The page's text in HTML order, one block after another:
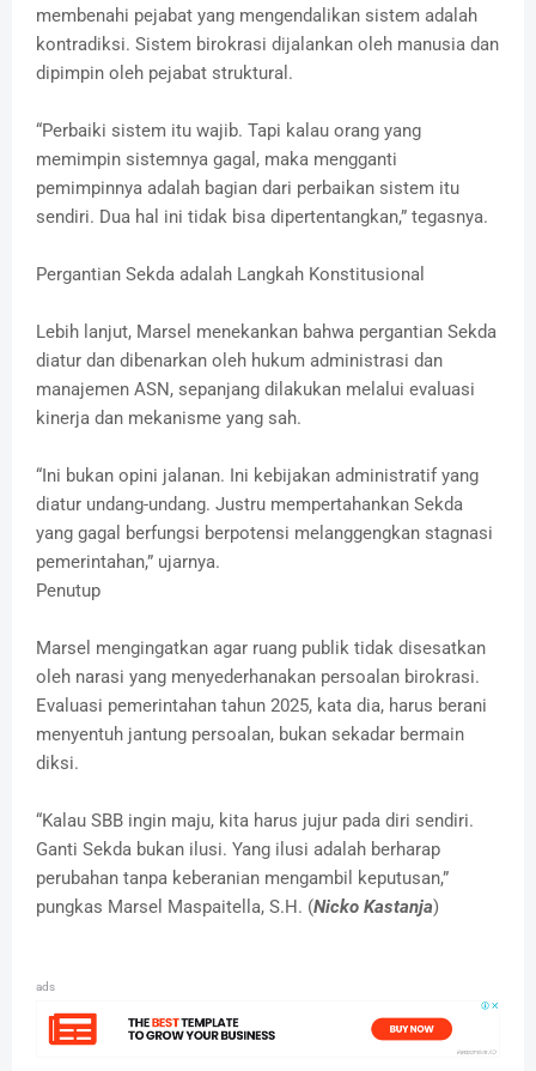
membenahi pejabat yang mengendalikan sistem adalah
kontradiksi. Sistem birokrasi dijalankan oleh manusia dan
dipimpin oleh pejabat struktural.
“Perbaiki sistem itu wajib. Tapi kalau orang yang
memimpin sistemnya gagal, maka mengganti
pemimpinnya adalah bagian dari perbaikan sistem itu
sendiri. Dua hal ini tidak bisa dipertentangkan,” tegasnya.
Pergantian Sekda adalah Langkah Konstitusional
Lebih lanjut, Marsel menekankan bahwa pergantian Sekda
diatur dan dibenarkan oleh hukum administrasi dan
manajemen ASN, sepanjang dilakukan melalui evaluasi
kinerja dan mekanisme yang sah.
“Ini bukan opini jalanan. Ini kebijakan administratif yang
diatur undang-undang. Justru mempertahankan Sekda
yang gagal berfungsi berpotensi melanggengkan stagnasi
pemerintahan,” ujarnya.
Penutup
Marsel mengingatkan agar ruang publik tidak disesatkan
oleh narasi yang menyederhanakan persoalan birokrasi.
Evaluasi pemerintahan tahun 2025, kata dia, harus berani
menyentuh jantung persoalan, bukan sekadar bermain
diksi.
“Kalau SBB ingin maju, kita harus jujur pada diri sendiri.
Ganti Sekda bukan ilusi. Yang ilusi adalah berharap
perubahan tanpa keberanian mengambil keputusan,”
pungkas Marsel Maspaitella, S.H. (Nicko Kastanja)
ads